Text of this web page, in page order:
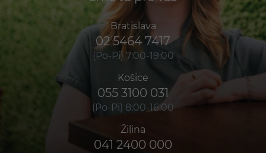
Bratislava
02 5464 7417
(Po-Pi) 7:00-19:00
Košice
055 3100 031
(Po-Pi) 8:00-16:00
Žilina
041 2400 000